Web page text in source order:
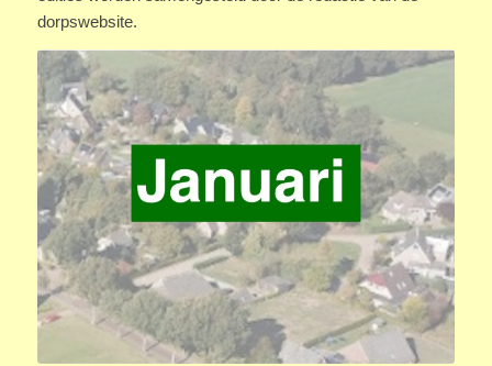
dorpswebsite.